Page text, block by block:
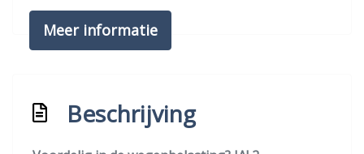
Buitenspiegels elektrisch verstelbaar
Buitenspiegels verwarmbaar
afstandsbediening
Meer informatie
Beschrijving